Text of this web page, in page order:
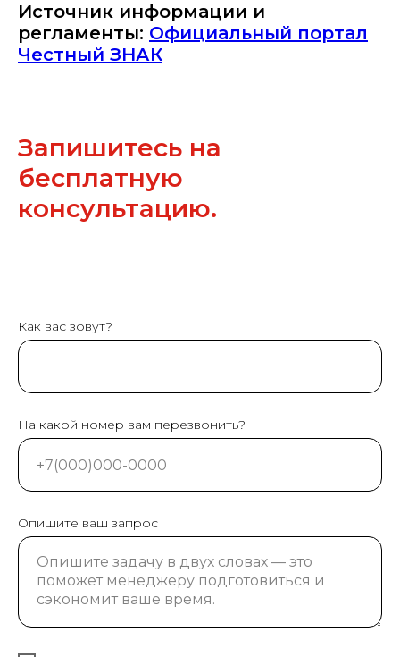
Источник информации и
регламенты: Официальный портал
Честный ЗНАК
Запишитесь на
бесплатную
консультацию.
Как вас зовут?
На какой номер вам перезвонить?
Опишите ваш запрос